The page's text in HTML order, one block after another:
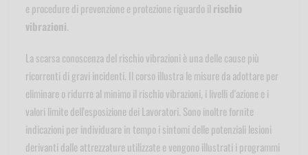
e procedure di prevenzione e protezione riguardo il rischio
vibrazioni.
La scarsa conoscenza del rischio vibrazioni è una delle cause più
ricorrenti di gravi incidenti. Il corso illustra le misure da adottare per
eliminare o ridurre al minimo il rischio vibrazioni, i livelli d'azione e i
valori limite dell'esposizione dei Lavoratori. Sono inoltre fornite
indicazioni per individuare in tempo i sintomi delle potenziali lesioni
derivanti dalle attrezzature utilizzate e vengono illustrati i programmi